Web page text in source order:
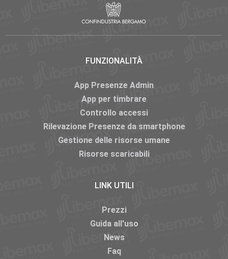
FUNZIONALITÀ
App Presenze Admin
App per timbrare
Controllo accessi
Rilevazione Presenze da smartphone
Gestione delle risorse umane
Risorse scaricabili
LINK UTILI
Prezzi
Guida all'uso
News
Faq